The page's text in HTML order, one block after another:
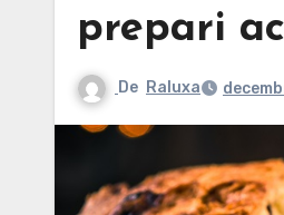
prepari
De Raluxa